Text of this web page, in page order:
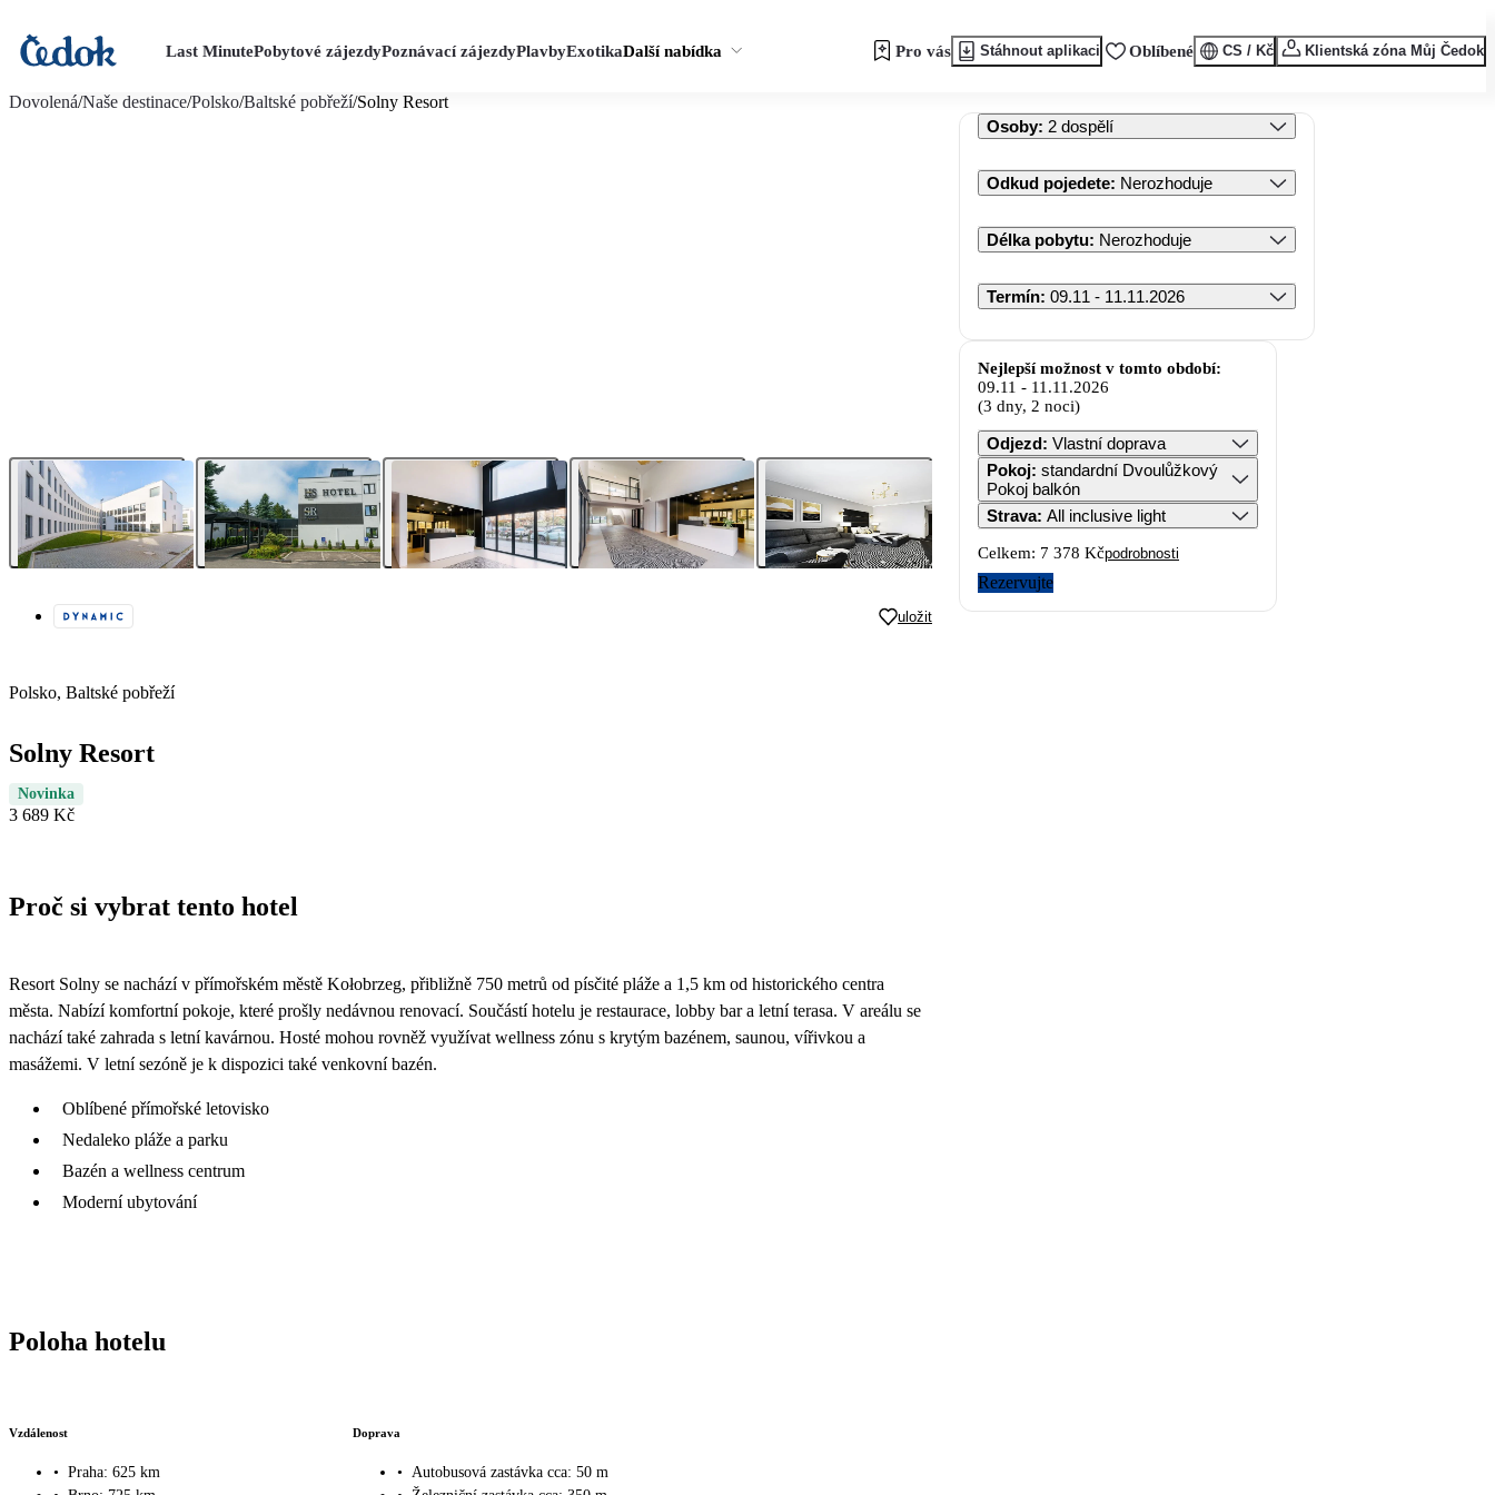
Last MinutePobytové zájezdyPoznávací zájezdyPlavbyExotikaDalší nabídka Pro vás Stáhnout aplikaci Oblíbené CS / Kč Klientská zóna Můj Čedok
Dovolená/Naše destinace/Polsko/Baltské pobřeží/Solny Resort
uložit
Polsko, Baltské pobřeží
Solny Resort
Novinka
3 689 Kč
Proč si vybrat tento hotel
Resort Solny se nachází v přímořském městě Kołobrzeg, přibližně 750 metrů od písčité pláže a 1,5 km od historického centra
města. Nabízí komfortní pokoje, které prošly nedávnou renovací. Součástí hotelu je restaurace, lobby bar a letní terasa. V areálu se
nachází také zahrada s letní kavárnou. Hosté mohou rovněž využívat wellness zónu s krytým bazénem, saunou, vířivkou a
masážemi. V letní sezóně je k dispozici také venkovní bazén.
Oblíbené přímořské letovisko
Nedaleko pláže a parku
Bazén a wellness centrum
Moderní ubytování
Poloha hotelu
Vzdálenost
• Praha: 625 km
Doprava
•
Autobusová zastávka cca: 50 m
Osoby: 2 dospělí
Odkud pojedete: Nerozhoduje
Délka pobytu: Nerozhoduje
Termín: 09.11 - 11.11.2026
Nejlepší možnost v tomto období:
09.11 - 11.11.2026
(3 dny, 2 noci)
Odjezd: Vlastní doprava
Pokoj: standardní Dvoulůžkový
Pokoj balkón
Strava: All inclusive light
Celkem: 7 378 Kčpodrobnosti
Rezervujte